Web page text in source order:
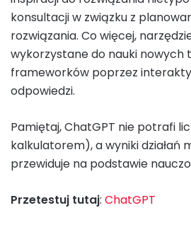
konsultacji w związku z
rozwiązania. Co więcej,
wykorzystane do nauki nowych
frameworków poprzez
odpowiedzi.
Pamiętaj, ChatGPT nie potrafi
kalkulatorem), a wyniki działań
przewiduje na podstawie
Przetestuj tutaj: ChatGPT